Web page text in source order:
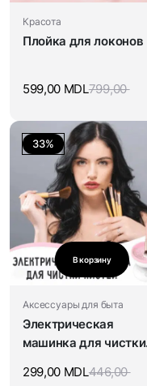
Красота
Плойка для локонов
799,00
599,00 MDL
33%
В корзину
Аксессуары для быта
Электрическая
машинка для чистки
446,00
299,00 MDL